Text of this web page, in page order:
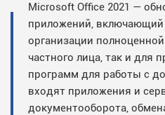
Microsoft Office 2021 —
приложений,
организации
частного лица, так и для
программ для работы с
входят приложения и
документооборота,